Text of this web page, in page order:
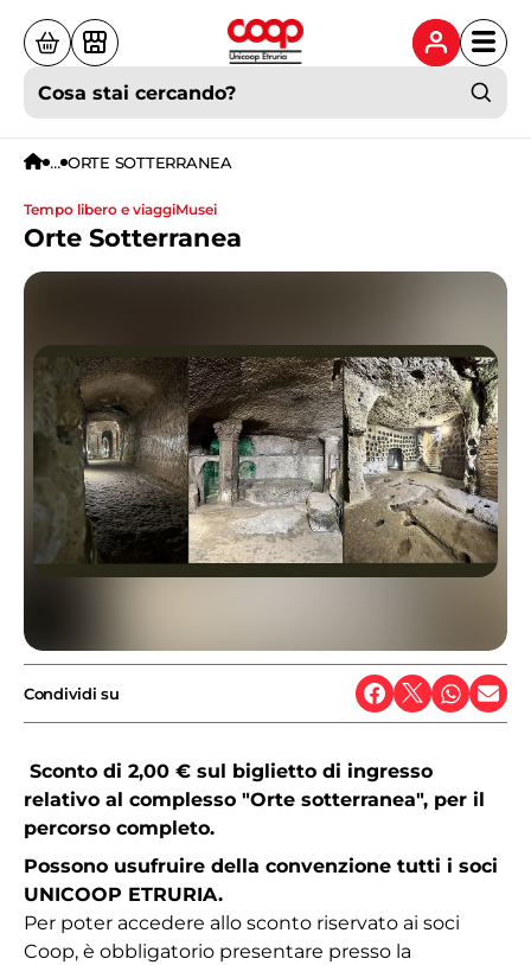
Cosa stai cercando?
... ORTE SOTTERRANEA
tempo libero e viaggi musei
Orte Sotterranea
Condividi su
Sconto di 2,00 € sul biglietto di ingresso
relativo al complesso "Orte sotterranea", per il
percorso completo.
Possono usufruire della convenzione tutti i soci
UNICOOP ETRURIA.
Per poter accedere allo sconto riservato ai soci
Coop, è obbligatorio presentare presso la